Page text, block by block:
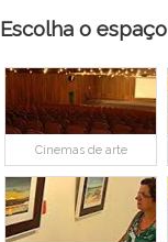
Escolha o espaço
Cinemas de arte